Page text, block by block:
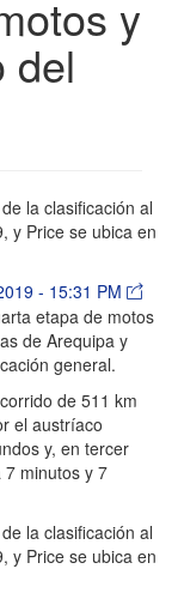
y
del
la clasificación al
y Price se ubica en
- 15:31 PM
etapa de motos
de Arequipa y
general.
de 511 km
el austríaco
y, en tercer
7 minutos y 7
la clasificación al
y Price se ubica en